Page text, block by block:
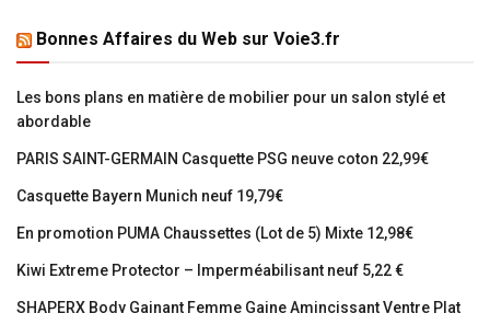
Bonnes Affaires du Web sur Voie3.fr
Les bons plans en matière de mobilier pour un salon stylé et
abordable
PARIS SAINT-GERMAIN Casquette PSG neuve coton 22,99€
Casquette Bayern Munich neuf 19,79€
En promotion PUMA Chaussettes (Lot de 5) Mixte 12,98€
Kiwi Extreme Protector – Imperméabilisant neuf 5,22 €
SHAPERX Body Gainant Femme Gaine Amincissant Ventre Plat